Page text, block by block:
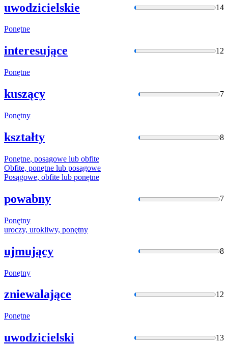
uwodzicielskie 14
Ponętne
interesujące 12
Ponętne
kuszący 7
Ponętny
kształty 8
Ponętne, posągowe lub obfite
Obfite, ponętne lub posągowe
Posągowe, obfite lub ponętne
powabny 7
Ponętny
uroczy, urokliwy, ponętny
ujmujący 8
Ponętny
zniewalające 12
Ponętne
uwodzicielski 13